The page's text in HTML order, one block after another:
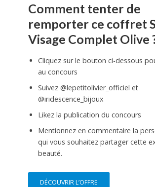
Comment tenter de
remporter ce coffret
Visage Complet Olive
Cliquez sur le bouton ci-dessous
au concours
Suivez @lepetitolivier_officiel et
@iridescence_bijoux
Likez la publication du concours
Mentionnez en commentaire la
qui vous souhaitez partager cette
beauté.
DÉCOUVRIR L’OFFRE